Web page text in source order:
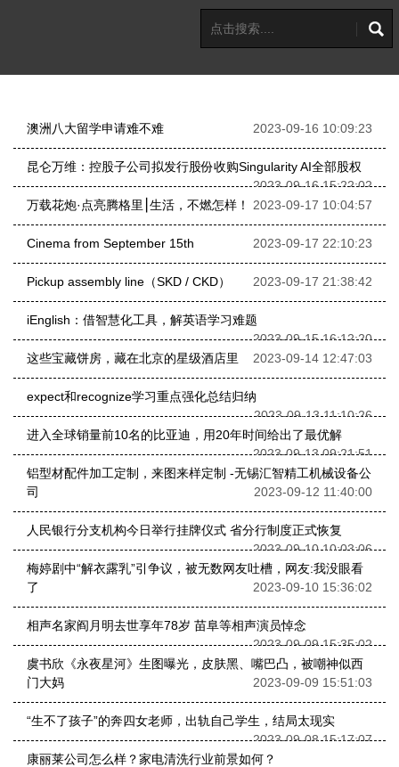
澳洲八大留学申请难不难 2023-09-16 10:09:23
昆仑万维：控股子公司拟发行股份收购Singularity AI全部股权
2023-09-16 15:22:02
万载花炮·点亮腾格里⎮生活，不燃怎样！
2023-09-17 10:04:57
Cinema from September 15th 2023-09-17 22:10:23
Pickup assembly line（SKD / CKD） 2023-09-17 21:38:42
iEnglish：借智慧化工具，解英语学习难题
2023-09-15 16:12:20
这些宝藏饼房，藏在北京的星级酒店里
2023-09-14 12:47:03
expect和recognize学习重点强化总结归纳
2023-09-13 11:10:26
进入全球销量前10名的比亚迪，用20年时间给出了最优解
2023-09-13 09:21:51
铝型材配件加工定制，来图来样定制 -无锡汇智精工机械设备公
司
2023-09-12 11:40:00
人民银行分支机构今日举行挂牌仪式 省分行制度正式恢复
2023-09-10 10:03:06
梅婷剧中“解衣露乳”引争议，被无数网友吐槽，网友:我没眼看
了
2023-09-10 15:36:02
相声名家阎月明去世享年78岁 苗阜等相声演员悼念
2023-09-09 15:35:02
虞书欣《永夜星河》生图曝光，皮肤黑、嘴巴凸，被嘲神似西
门大妈
2023-09-09 15:51:03
“生不了孩子”的奔四女老师，出轨自己学生，结局太现实
2023-09-08 15:17:07
康丽莱公司怎么样？家电清洗行业前景如何？